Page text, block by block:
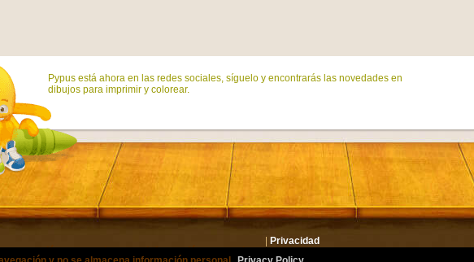
y no se almacena información personal.Privacy Policy
Pypus está ahora en las redes sociales, síguelo y encontrarás las novedades en
dibujos para imprimir y colorear.
Privacidad
2011-2021 colorearjunior.com Todos los derechos reservados. Todos los personajes son marcas